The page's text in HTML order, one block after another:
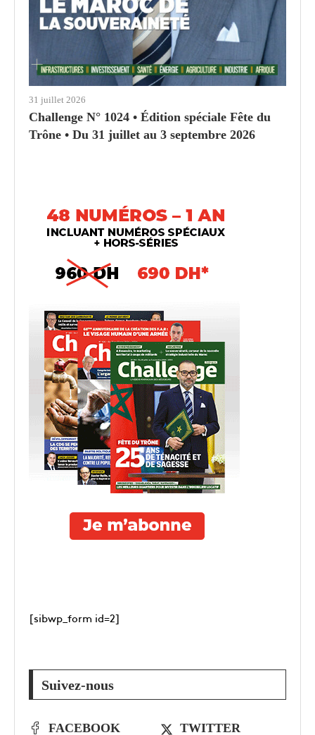
31 juillet 2026
Challenge N° 1024 • Édition spéciale Fête du
Trône • Du 31 juillet au 3 septembre 2026
[sibwp_form id=2]
Suivez-nous
FACEBOOK TWITTER